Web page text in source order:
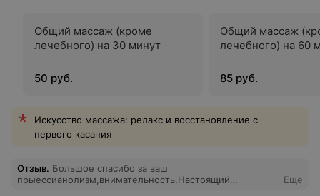
Общий массаж (кроме
лечебного) на 30 минут
50 руб.
Общий массаж
лечебного) на 60
85 руб.
Искусство массажа: релакс и восстановление с
первого касания
Отзыв. Большое спасибо за ваш
прыессианолизм,внимательность.Настоящий
Еще